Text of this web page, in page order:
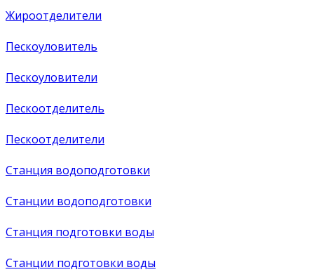
Жироотделители
Пескоуловитель
Пескоуловители
Пескоотделитель
Пескоотделители
Станция водоподготовки
Станции водоподготовки
Станция подготовки воды
Станции подготовки воды